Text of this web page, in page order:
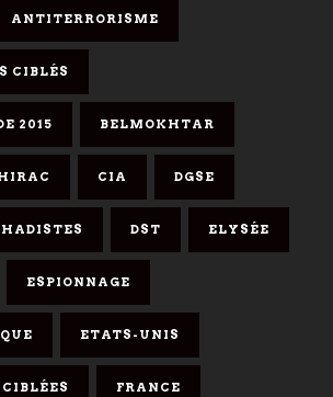
ANTITERRORISME
CIBLÉS
2015 BELMOKHTAR
CIA DGSE
DST ELYSÉE
ESPIONNAGE
ETATS-UNIS
FRANCE